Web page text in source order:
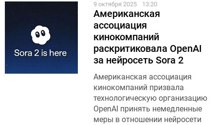
9 октября 2025 13:20
Американская
ассоциация
кинокомпаний
раскритиковала OpenAI
за нейросеть Sora 2
Американская ассоциация
кинокомпаний призвала
технологическую организацию
OpenAI принять немедленные
меры в отношении нейросети